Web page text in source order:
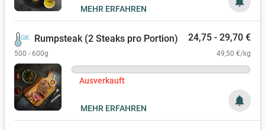
MEHR ERFAHREN
Rumpsteak (2 Steaks pro Portion) 24,75 - 29,70 €
500 - 600g 49,50 €/kg
Ausverkauft
notifications
MEHR ERFAHREN